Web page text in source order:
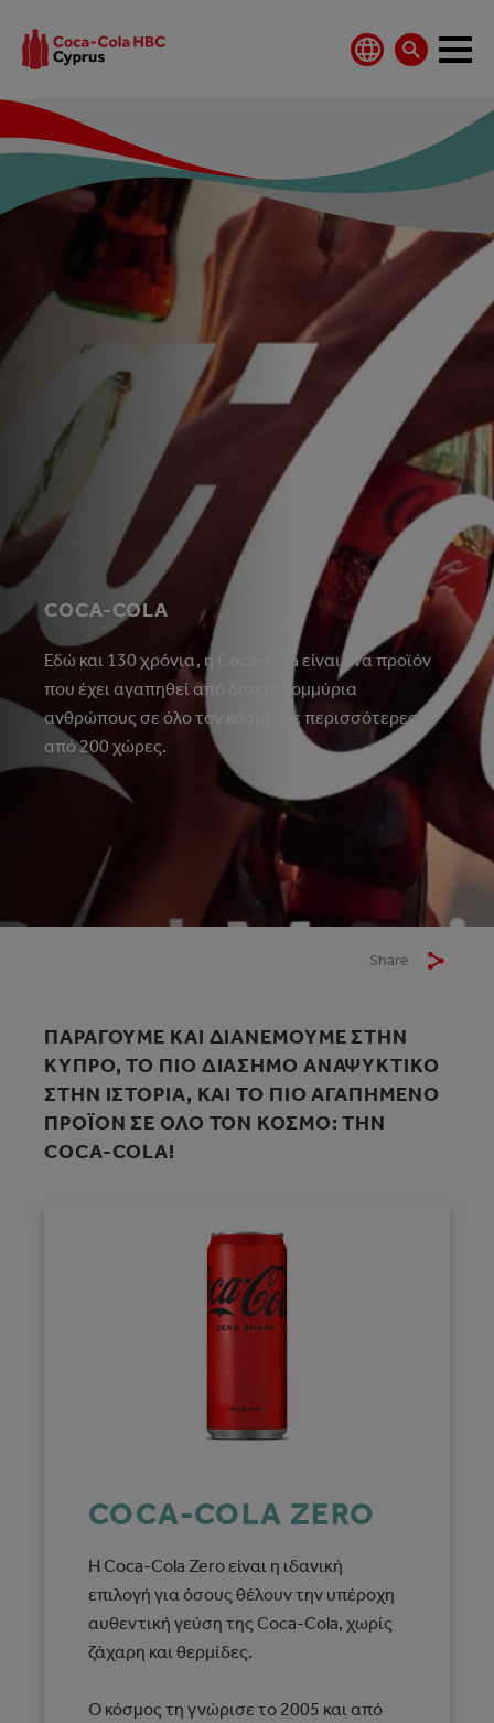
COCA-COLA
Εδώ και 130 χρόνια, η Coca-Cola είναι ένα προϊόν
που έχει αγαπηθεί από δισεκατομμύρια
ανθρώπους σε όλο τον κόσμο, σε περισσότερες
από 200 χώρες.
Share
ΠΑΡΑΓΟΥΜΕ ΚΑΙ ΔΙΑΝΕΜΟΥΜΕ ΣΤΗΝ
ΚΥΠΡΟ, ΤΟ ΠΙΟ ΔΙΑΣΗΜΟ ΑΝΑΨΥΚΤΙΚΟ
ΣΤΗΝ ΙΣΤΟΡΙΑ, ΚΑΙ ΤΟ ΠΙΟ ΑΓΑΠΗΜΕΝΟ
ΠΡΟΪΟΝ ΣΕ ΟΛΟ ΤΟΝ ΚΟΣΜΟ: ΤΗΝ
COCA‑COLA!
COCA-COLA ZERO
Η Coca-Cola Zero είναι η ιδανική
επιλογή για όσους θέλουν την υπέροχη
αυθεντική γεύση της Coca‑Cola, χωρίς
ζάχαρη και θερμίδες.
Ο κόσμος τη γνώρισε το 2005 και από